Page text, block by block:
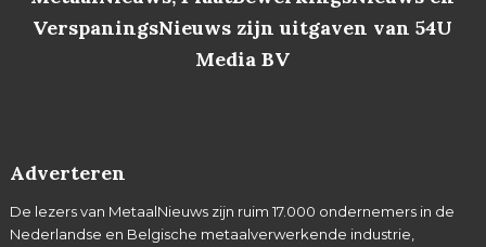
VerspaningsNieuws zijn uitgaven van 54U
Media BV
Adverteren
De lezers van MetaalNieuws zijn ruim 17.000 ondernemers in de
Nederlandse en Belgische metaalverwerkende industrie,